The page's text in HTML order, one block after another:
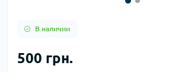
В наличии
500 грн.